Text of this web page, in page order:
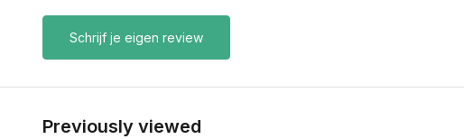
Schrijf je eigen review
Previously viewed